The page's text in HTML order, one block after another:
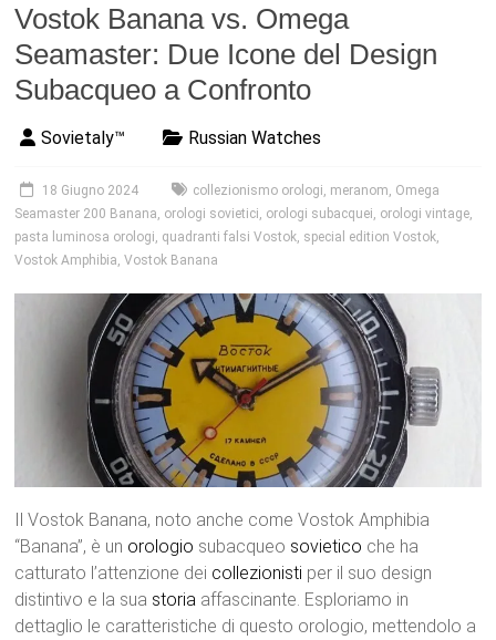
Vostok Banana vs. Omega
Seamaster: Due Icone del Design
Subacqueo a Confronto
Sovietaly™ Russian Watches
18 Giugno 2024 collezionismo orologi, meranom, Omega
Seamaster 200 Banana, orologi sovietici, orologi subacquei, orologi vintage,
pasta luminosa orologi, quadranti falsi Vostok, special edition Vostok,
Vostok Amphibia,Vostok Banana
Il Vostok Banana, noto anche come Vostok Amphibia
“Banana”, è un orologio subacqueo sovietico che ha
catturato l’attenzione dei collezionisti per il suo design
distintivo e la sua storia affascinante. Esploriamo in
dettaglio le caratteristiche di questo orologio, mettendolo a